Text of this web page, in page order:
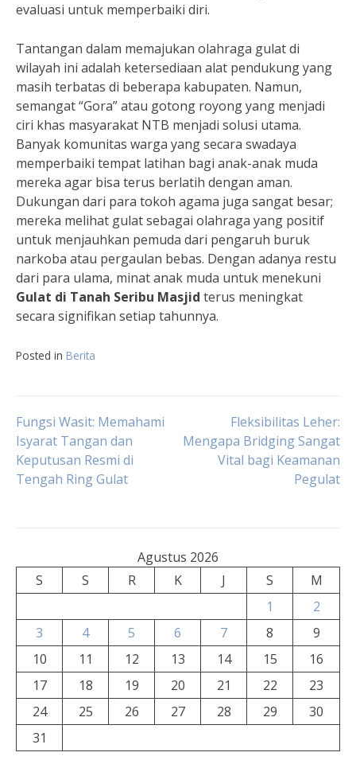
evaluasi untuk memperbaiki diri.
Tantangan dalam memajukan olahraga gulat di
wilayah ini adalah ketersediaan alat pendukung yang
masih terbatas di beberapa kabupaten. Namun,
semangat “Gora” atau gotong royong yang menjadi
ciri khas masyarakat NTB menjadi solusi utama.
Banyak komunitas warga yang secara swadaya
memperbaiki tempat latihan bagi anak-anak muda
mereka agar bisa terus berlatih dengan aman.
Dukungan dari para tokoh agama juga sangat besar;
mereka melihat gulat sebagai olahraga yang positif
untuk menjauhkan pemuda dari pengaruh buruk
narkoba atau pergaulan bebas. Dengan adanya restu
dari para ulama, minat anak muda untuk menekuni
Gulat di Tanah Seribu Masjid terus meningkat
secara signifikan setiap tahunnya.
Posted in Berita
Navigasi
pos
Fungsi Wasit: Memahami
Isyarat Tangan dan
Keputusan Resmi di
Tengah Ring Gulat
Fleksibilitas Leher:
Mengapa Bridging Sangat
Vital bagi Keamanan
Pegulat
Agustus 2026
S
S R K J S
M
1
2
3
4 5 6 7 8
9
10
11 12 13 14 15
16
17
18 19 20 21 22
23
24
25 26 27 28 29
30
31